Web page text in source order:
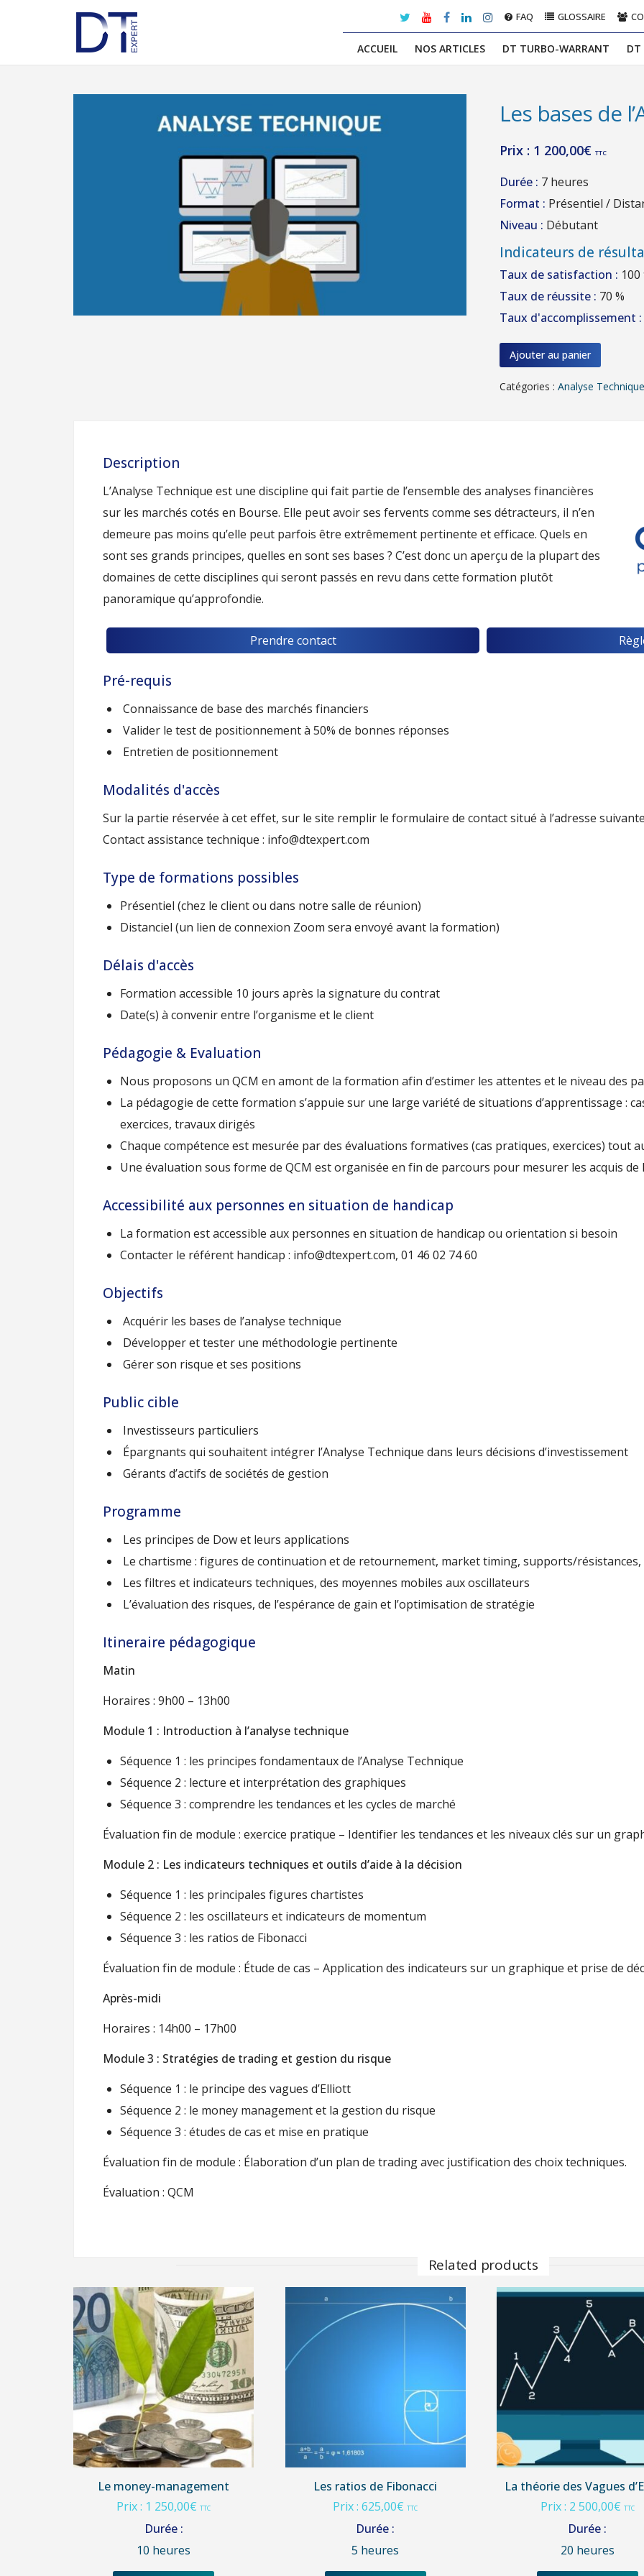
ACCUEIL NOS ARTICLES DT TURBO-WARRANT DT
FAQ GLOSSAIRE
Les bases de
Prix : 1 200,00€ TTC
Durée : 7 heures
Format : Présentiel /
Niveau : Débutant
Indicateurs de
Taux de satisfaction : 100
Taux de réussite : 70 %
Taux d'accomplissement :
Ajouter au panier
Catégories : Analyse Technique
Description
L’Analyse Technique est une discipline qui fait partie de l’ensemble des analyses financières
sur les marchés cotés en Bourse. Elle peut avoir ses fervents comme ses détracteurs, il n’en
demeure pas moins qu’elle peut parfois être extrêmement pertinente et efficace. Quels en
sont ses grands principes, quelles en sont ses bases ? C’est donc un aperçu de la plupart des
domaines de cette disciplines qui seront passés en revu dans cette formation plutôt
panoramique qu’approfondie.
Prendre contact
Pré-requis
Connaissance de base des marchés financiers
Valider le test de positionnement à 50% de bonnes réponses
Entretien de positionnement
Modalités d'accès
Sur la partie réservée à cet effet, sur le site remplir le formulaire de contact situé à l’adresse
Contact assistance technique : info@dtexpert.com
Type de formations possibles
Présentiel (chez le client ou dans notre salle de réunion)
Distanciel (un lien de connexion Zoom sera envoyé avant la formation)
Délais d'accès
Formation accessible 10 jours après la signature du contrat
Date(s) à convenir entre l’organisme et le client
Pédagogie & Evaluation
Nous proposons un QCM en amont de la formation afin d’estimer les attentes et le niveau des
La pédagogie de cette formation s’appuie sur une large variété de situations d’apprentissage :
exercices, travaux dirigés
Chaque compétence est mesurée par des évaluations formatives (cas pratiques, exercices) tout
Une évaluation sous forme de QCM est organisée en fin de parcours pour mesurer les acquis
Accessibilité aux personnes en situation de handicap
La formation est accessible aux personnes en situation de handicap ou orientation si besoin
Contacter le référent handicap : info@dtexpert.com, 01 46 02 74 60
Objectifs
Acquérir les bases de l’analyse technique
Développer et tester une méthodologie pertinente
Gérer son risque et ses positions
Public cible
Investisseurs particuliers
Épargnants qui souhaitent intégrer l’Analyse Technique dans leurs décisions d’investissement
Gérants d’actifs de sociétés de gestion
Programme
Les principes de Dow et leurs applications
Le chartisme : figures de continuation et de retournement, market timing, supports/
Les filtres et indicateurs techniques, des moyennes mobiles aux oscillateurs
L’évaluation des risques, de l’espérance de gain et l’optimisation de stratégie
Itineraire pédagogique
Matin
Horaires : 9h00 – 13h00
Module 1 : Introduction à l’analyse technique
Séquence 1 : les principes fondamentaux de l’Analyse Technique
Séquence 2 : lecture et interprétation des graphiques
Séquence 3 : comprendre les tendances et les cycles de marché
Évaluation fin de module : exercice pratique – Identifier les tendances et les niveaux clés sur un
Module 2 : Les indicateurs techniques et outils d’aide à la décision
Séquence 1 : les principales figures chartistes
Séquence 2 : les oscillateurs et indicateurs de momentum
Séquence 3 : les ratios de Fibonacci
Évaluation fin de module : Étude de cas – Application des indicateurs sur un graphique et prise de
Après-midi
Horaires : 14h00 – 17h00
Module 3 : Stratégies de trading et gestion du risque
Séquence 1 : le principe des vagues d’Elliott
Séquence 2 : le money management et la gestion du risque
Séquence 3 : études de cas et mise en pratique
Évaluation fin de module : Élaboration d’un plan de trading avec justification des choix techniques.
Évaluation : QCM
Related products
Le money-management
Prix : 1 250,00€ TTC
Durée :
10 heures
Les ratios de Fibonacci
Prix :625,00€ TTC
Durée :
5 heures
La théorie des Vagues
Prix : 2 500,00€ TTC
Durée :
20 heures